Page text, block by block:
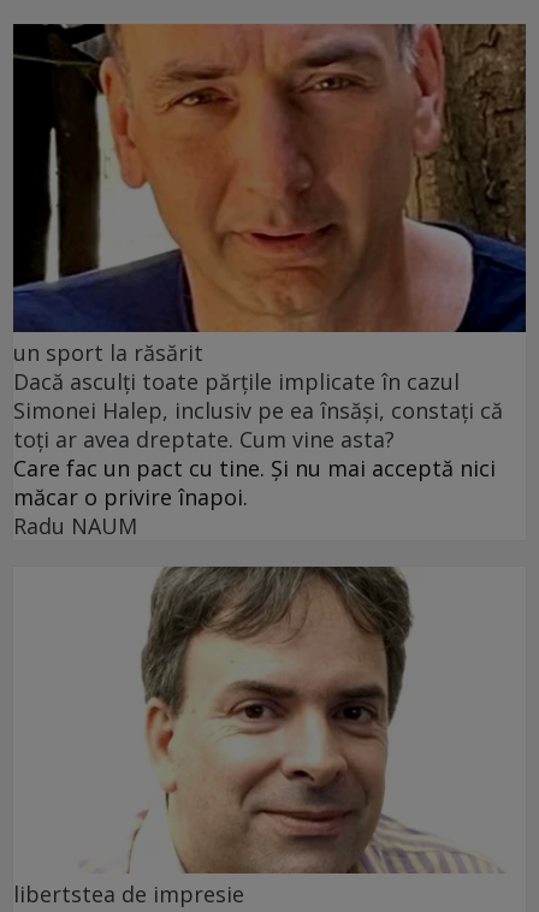
un sport la răsărit
Dacă asculți toate părțile implicate în cazul
Simonei Halep, inclusiv pe ea însăși, constați că
toți ar avea dreptate. Cum vine asta?
Care fac un pact cu tine. Și nu mai acceptă nici
măcar o privire înapoi.
Radu NAUM
libertstea de impresie